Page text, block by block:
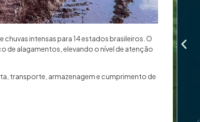
intensas para 14 estados brasileiros. O
de alagamentos, elevando o nível de atenção
transporte, armazenagem e cumprimento de